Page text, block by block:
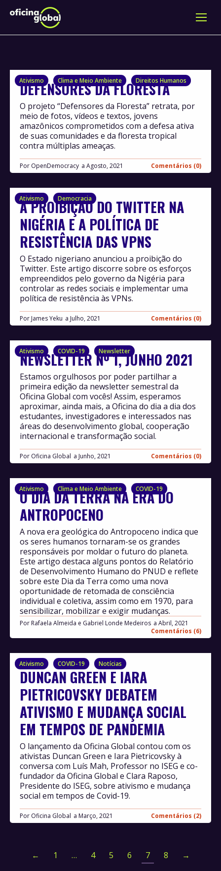
Ativismo Clima e Meio Ambiente Direitos Humanos
DEFENSORES DA FLORESTA
Por OpenDemocracy Agosto, 2021 Comentários (0)
O projeto “Defensores da Floresta” retrata, por
meio de fotos, vídeos e textos, jovens
amazônicos comprometidos com a defesa ativa
de suas comunidades e da floresta tropical
contra múltiplas ameaças.
Ativismo Democracia
A PROIBIÇÃO DO TWITTER NA
NIGÉRIA E A POLÍTICA DE
RESISTÊNCIA DAS VPNS
Por James Yeku Julho, 2021 Comentários (0)
O Estado nigeriano anunciou a proibição do
Twitter. Este artigo discorre sobre os esforços
empreendidos pelo governo da Nigéria para
controlar as redes sociais e implementar uma
política de resistência às VPNs.
Ativismo COVID-19 Newsletter
NEWSLETTER Nº 1, JUNHO 2021
Por Oficina Global Junho, 2021 Comentários (0)
Estamos orgulhosos por poder partilhar a
primeira edição da newsletter semestral da
Oficina Global com vocês! Assim, esperamos
aproximar, ainda mais, a Oficina do dia a dia dos
estudantes, investigadores e interessados nas
áreas do desenvolvimento global, cooperação
internacional e transformação social.
Ativismo Clima e Meio Ambiente COVID-19
O DIA DA TERRA NA ERA DO
ANTROPOCENO
Por Rafaela Almeida e Gabriel Londe Medeiros
Abril, 2021
Comentários (6)
A nova era geológica do Antropoceno indica que
os seres humanos tornaram-se os grandes
responsáveis por moldar o futuro do planeta.
Este artigo destaca alguns pontos do Relatório
de Desenvolvimento Humano do PNUD e reflete
sobre este Dia da Terra como uma nova
oportunidade de retomada de consciência
individual e coletiva, assim como em 1970, para
sensibilizar, mobilizar e exigir mudanças.
Ativismo COVID-19 Notícias
DUNCAN GREEN E IARA
PIETRICOVSKY DEBATEM
ATIVISMO E MUDANÇA SOCIAL
EM TEMPOS DE PANDEMIA
Por Oficina Global Março, 2021 Comentários (2)
O lançamento da Oficina Global contou com os
ativistas Duncan Green e Iara Pietricovsky à
conversa com Luís Mah, Professor no ISEG e co-
fundador da Oficina Global e Clara Raposo,
Presidente do ISEG, sobre ativismo e mudança
social em tempos de Covid-19.
← 1 … 4 5 6 7 8 →